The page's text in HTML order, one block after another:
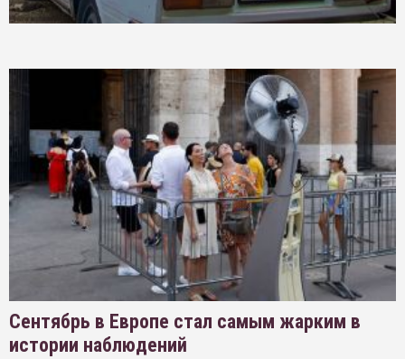
Сентябрь в Европе стал самым жарким в
истории наблюдений